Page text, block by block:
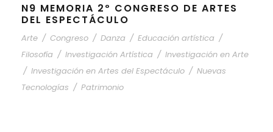
N9 MEMORIA 2º CONGRESO DE ARTES
DEL ESPECTÁCULO
Arte / Congreso / Danza / Educación artística /
Filosofía / Investigación Artística / Investigación en Arte
/ Investigación en Artes del Espectáculo / Nuevas
Tecnologías / Patrimonio